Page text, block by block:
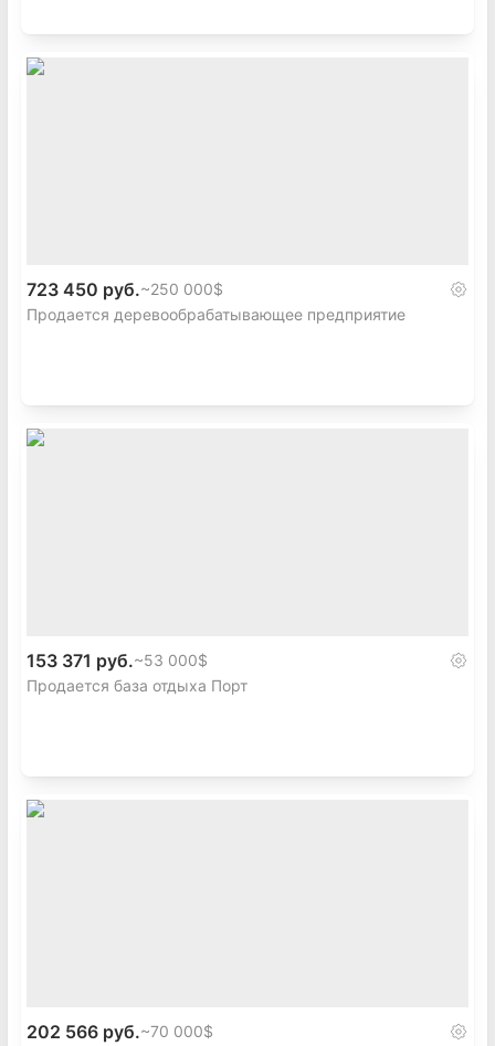
723 450 руб.~250 000$
Продается деревообрабатывающее предприятие
153 371 руб.~53 000$
Продается база отдыха Порт
202 566 руб.~70 000$